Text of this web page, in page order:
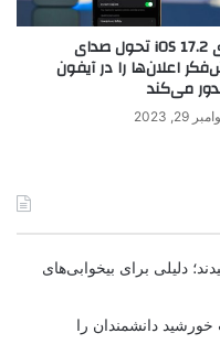
بتای iOS 17.2 تحول صدای
اعلان‌ها را در آیفون
می‌کند
29, 2023
دلیلی برای بیخوابی‌های
دانشمندان را